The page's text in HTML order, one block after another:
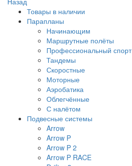
Товары в наличии
Парапланы
Начинающим
Маршрутные полёты
Профессиональный спорт
Тандемы
Скоростные
Моторные
Аэробатика
Облегчённые
С налётом
Подвесные системы
Arrow
Arrow P
Arrow P 2
Arrow P RACE